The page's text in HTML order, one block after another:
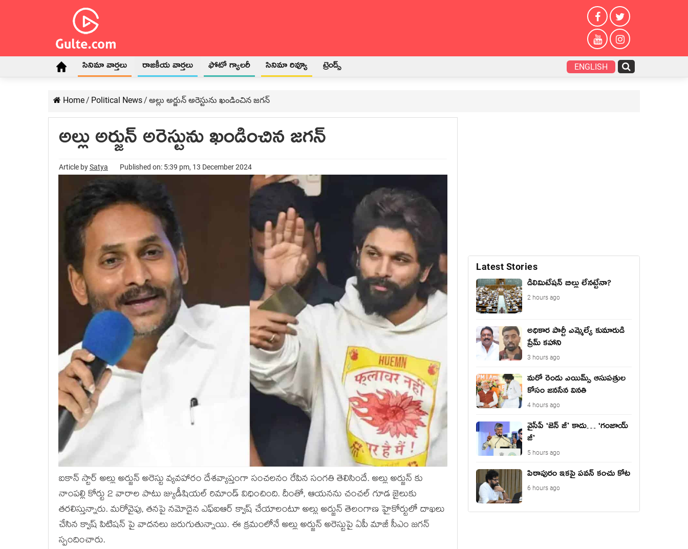
సినిమా వార్తలు రాజకీయ వార్తలు ఫోటో గ్యాలరీ సినిమా రివ్యూ ట్రెండ్స్ ENGLISH
Home/ Political News/ అల్లు అర్జున్ అరెస్టును ఖండించిన జగన్
అల్లు అర్జున్ అరెస్టును ఖండించిన జగన్
Article bySatya Published on: 5:39 pm, 13 December 2024
ఐకాన్ స్టార్ అల్లు అర్జున్ అరెస్టు వ్యవహారం దేశవ్యాప్తంగా సంచలనం రేపిన సంగతి తెలిసిందే. అల్లు అర్జున్ కు
నాంపల్లి కోర్టు 2 వారాల పాటు జ్యుడీషియల్ రిమాండ్ విధించింది. దీంతో, ఆయనను చంచల్ గూడ జైలుకు
తరలిస్తున్నారు. మరోవైపు, తనపై నమోదైన ఎఫ్ఐఆర్ క్వాష్ చేయాలంటూ అల్లు అర్జున్ తెలంగాణ హైకోర్టులో దాఖలు
చేసిన క్వాష్ పిటిషన్ పై వాదనలు జరుగుతున్నాయి. ఈ క్రమంలోనే అల్లు అర్జున్ అరెస్టుపై ఏపీ మాజీ సీఎం జగన్
స్పందించారు.
Latest Stories
డీలిమిటేషన్ బిల్లు లేన‌ట్టేనా?
2 hours ago
అధికార పార్టీ ఎమ్మెల్యే కుమారుడి
ప్రేమ్ కహాని
3 hours ago
మరో రెండు ఎయిమ్స్ ఆసుపత్రుల
కోసం జనసేన వినతి
4 hours ago
వైసీపీ ‘జెన్ జీ’ కాదు… ‘గంజాయ్
జీ’
5 hours ago
పిఠాపురం ఇకపై పవన్ కంచు కోట
6 hours ago